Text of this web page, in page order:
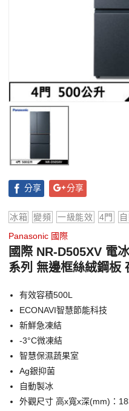
分享 分享
冰箱 變頻 一級能效 4門
Panasonic 國際
國際 NR-D505XV 電
系列 無邊框絲絨鋼板
有效容積500L
ECONAVI智慧節能科技
新鮮急凍結
-3°C微凍結
智慧保濕蔬果室
Ag銀抑菌
自動製冰
外觀尺寸 高x寬x深(mm)：